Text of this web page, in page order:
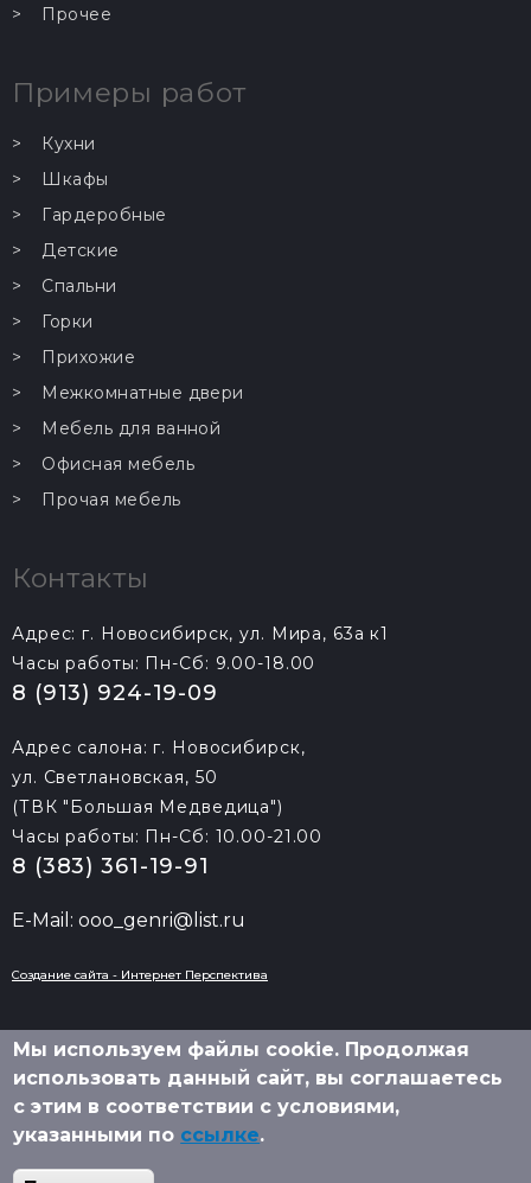
Прочее
Примеры работ
Кухни
Шкафы
Гардеробные
Детские
Спальни
Горки
Прихожие
Межкомнатные двери
Мебель для ванной
Офисная мебель
Прочая мебель
Контакты
Адрес: г. Новосибирск, ул. Мира, 63а к1
Часы работы: Пн-Сб: 9.00-18.00
8 (913) 924-19-09
Адрес салона: г. Новосибирск,
ул. Светлановская, 50
(ТВК "Большая Медведица")
Часы работы: Пн-Сб: 10.00-21.00
8 (383) 361-19-91
E-Mail: ooo_genri@list.ru
Создание сайта - Интернет Перспектива
2010-2026 © «Генри»
Мы используем файлы cookie. Продолжая
использовать данный сайт, вы соглашаетесь
с этим в соответствии с условиями,
указанными по ссылке.